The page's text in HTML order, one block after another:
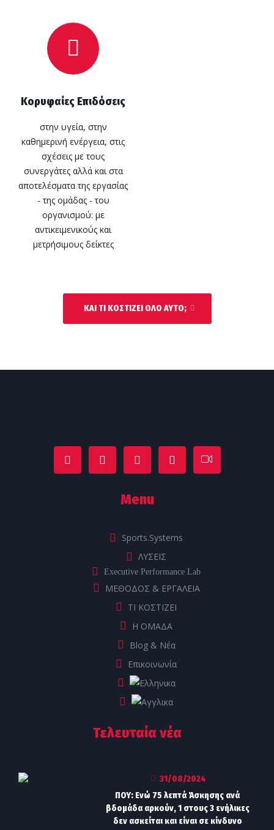
Κορυφαίες Επιδόσεις
στην υγεία, στην
καθημερινή ενέργεια, στις
σχέσεις με τους
συνεργάτες αλλά και στα
αποτελέσματα της εργασίας
- της ομάδας - του
οργανισμού: με
αντικειμενικούς και
μετρήσιμους δείκτες
ΚΑΙ ΤΙ ΚΟΣΤΊΖΕΙ ΌΛΟ ΑΥΤΌ;
Menu
Sports.Systems
ΛΥΣΕΙΣ
Executive Performance Lab
ΜΕΘΟΔΟΣ & ΕΡΓΑΛΕΙΑ
ΤΙ ΚΟΣΤΙΖΕΙ
Η ΟΜΑΔΑ
Blog & Νέα
Επικοινωνία
Τελευταία νέα
31/08/2024
ΠΟΥ: Ενώ 75 λεπτά Άσκησης ανά
βδομάδα αρκούν, 1 στους 3 ενήλικες
δεν ασκείται και είναι σε κίνδυνο